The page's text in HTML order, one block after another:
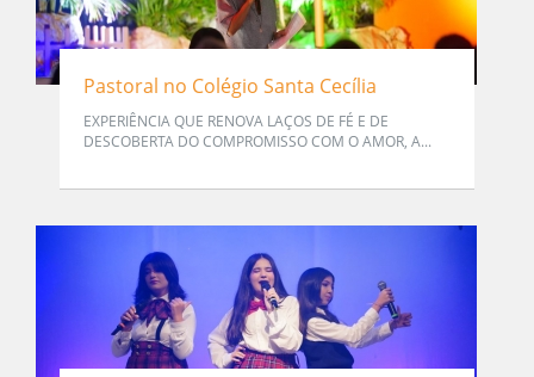
Pastoral no Colégio Santa Cecília
EXPERIÊNCIA QUE RENOVA LAÇOS DE FÉ E DE
DESCOBERTA DO COMPROMISSO COM O AMOR, A...